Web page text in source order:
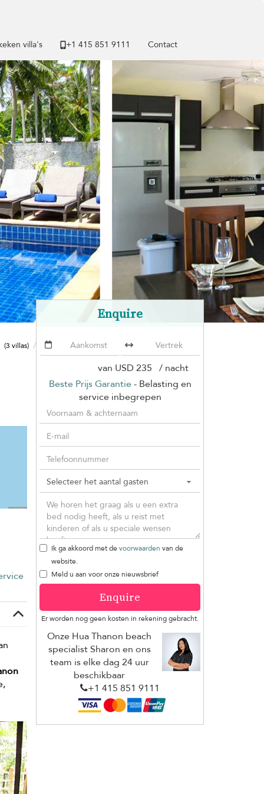
villa's +1 ​415 851 9111 Contact
(3 villas) Baan Chaba
Enquire
van USD 235 / nacht
Beste Prijs Garantie - Belasting en
service inbegrepen
Ik ga akkoord met de voorwaarden van de
website.
Meld u aan voor onze nieuwsbrief
Enquire
Er worden nog geen kosten in rekening gebracht.
Onze Hua Thanon beach
specialist Sharon en ons
team is elke dag 24 uur
beschikbaar
+1 ​415 851 9111